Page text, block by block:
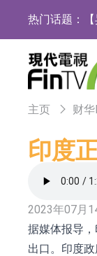
热门话题：
特
亚
理
主页 财
印度
2023年07月
据媒体报导
出口。印度